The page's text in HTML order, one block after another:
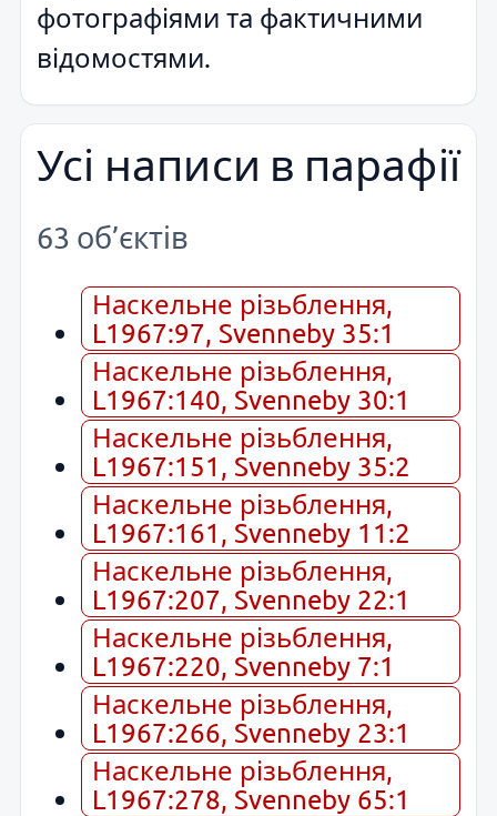
фотографіями та фактичними
відомостями.
Усі написи в парафії
63 об’єктів
Наскельне різьблення,
L1967:97, Svenneby 35:1
Наскельне різьблення,
L1967:140, Svenneby 30:1
Наскельне різьблення,
L1967:151, Svenneby 35:2
Наскельне різьблення,
L1967:161, Svenneby 11:2
Наскельне різьблення,
L1967:207, Svenneby 22:1
Наскельне різьблення,
L1967:220, Svenneby 7:1
Наскельне різьблення,
L1967:266, Svenneby 23:1
Наскельне різьблення,
L1967:278, Svenneby 65:1